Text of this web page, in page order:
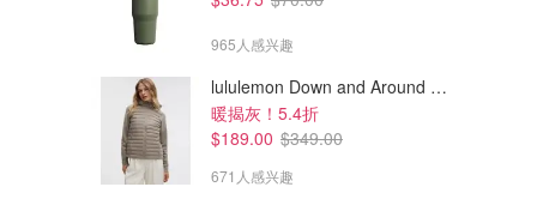
965人感兴趣
lululemon Down and Around 羽绒夹克
暖揭灰！5.4折
$189.00 $349.00
671人感兴趣